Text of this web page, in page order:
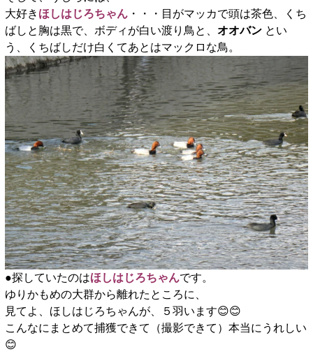
大好き ほしはじろちゃん・・・目がマッカで頭は茶色、くち
ばしと胸は黒で、ボディが白い渡り鳥と、 オオバンとい
う、くちばしだけ白くてあとはマックロな鳥。
●探していたのはほしはじろちゃんです。
ゆりかもめの大群から離れたところに、
見てよ、ほしはじろちゃんが、５羽います😊😊
こんなにまとめて捕獲できて（撮影できて）本当にうれしい
😊